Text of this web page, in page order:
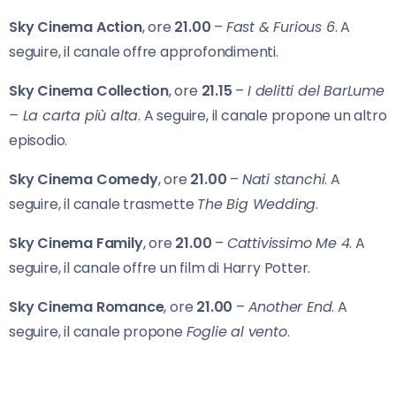
Sky Cinema Action, ore 21.00 – Fast & Furious 6. A
seguire, il canale offre approfondimenti.
Sky Cinema Collection, ore 21.15 –I delitti del BarLume
– La carta più alta. A seguire, il canale propone un altro
episodio.
Sky Cinema Comedy, ore 21.00 – Nati stanchi. A
seguire, il canale trasmette The Big Wedding.
Sky Cinema Family, ore 21.00 – Cattivissimo Me 4. A
seguire, il canale offre un film di Harry Potter.
Sky Cinema Romance, ore 21.00 – Another End. A
seguire, il canale propone Foglie al vento.